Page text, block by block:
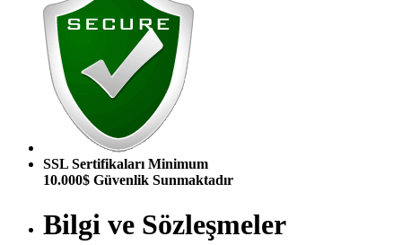
SSL Sertifikaları Minimum
10.000$ Güvenlik Sunmaktadır
Bilgi ve Sözleşmeler